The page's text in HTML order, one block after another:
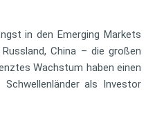
in den Emerging Markets
China – die großen
Wachstum haben einen
als Investor